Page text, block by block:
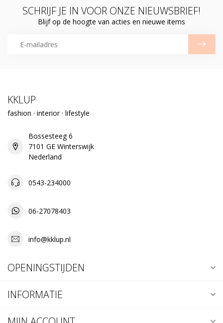
SCHRIJF JE IN VOOR ONZE NIEUWSBRIEF!
Blijf op de hoogte van acties en nieuwe items
KKLUP
fashion · interior · lifestyle
Bossesteeg 6
7101 GE Winterswijk
Nederland
0543-234000
06-27078403
info@kklup.nl
OPENINGSTIJDEN
INFORMATIE